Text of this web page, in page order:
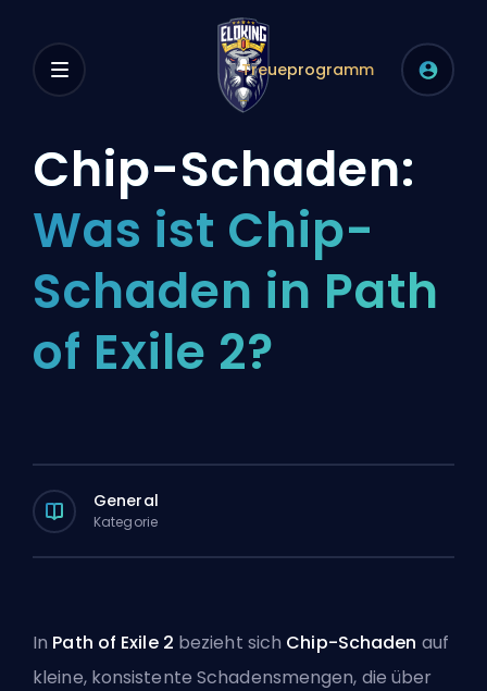
Treueprogramm
Chip-Schaden:
Was ist Chip-
Schaden in Path
of Exile 2?
General
Kategorie
In Path of Exile 2 bezieht sich Chip-Schaden auf
kleine, konsistente Schadensmengen, die über